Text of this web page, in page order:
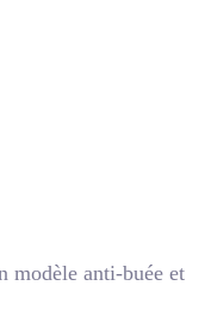
modèle anti-buée et